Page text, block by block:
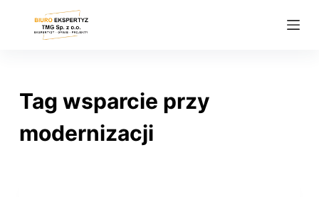
Tag wsparcie przy
modernizacji